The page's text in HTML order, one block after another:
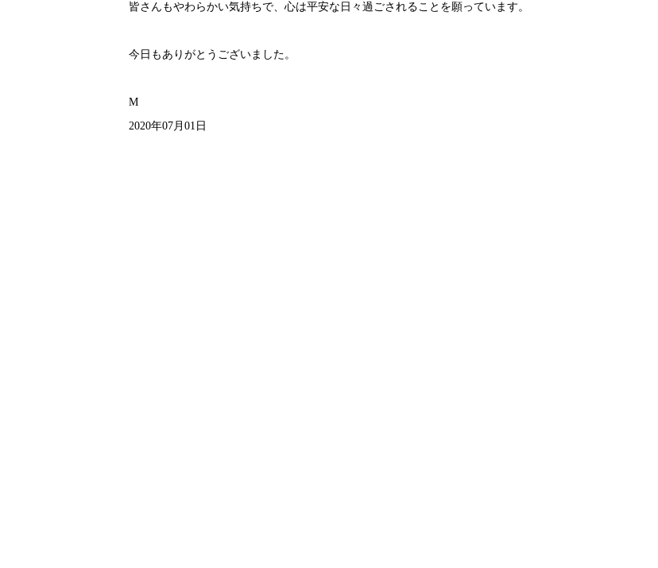
皆さんもやわらかい気持ちで、心は平安な日々過ごされることを願っています。
今日もありがとうございました。
M
2020年07月01日